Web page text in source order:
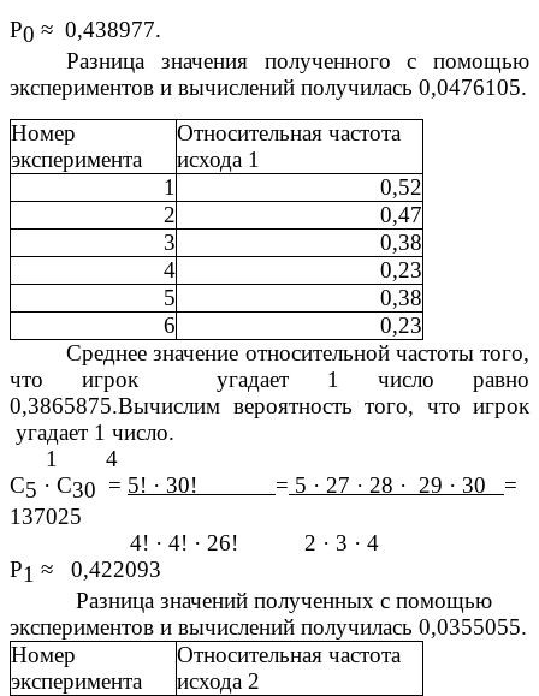
Р0 ≈ 0,438977.
Разница значения полученного с помощью
экспериментов и вычислений получилась 0,0476105.
Номер
эксперимента
Относительная частота
исхода 1
1
0,52
2
0,47
3
0,38
4
0,23
5
0,38
6
0,23
Среднее значение относительной частоты того,
что игрок угадает 1 число равно
0,3865875.Вычислим вероятность того, что игрок
угадает 1 число.
1 4
С5 · С30 = 5! · 30! = 5 · 27 · 28 · 29 · 30 =
137025
4! · 4! · 26! 2 · 3 · 4
Р1 ≈ 0,422093
Разница значений полученных с помощью
экспериментов и вычислений получилась 0,0355055.
Номер
эксперимента
Относительная частота
исхода 2